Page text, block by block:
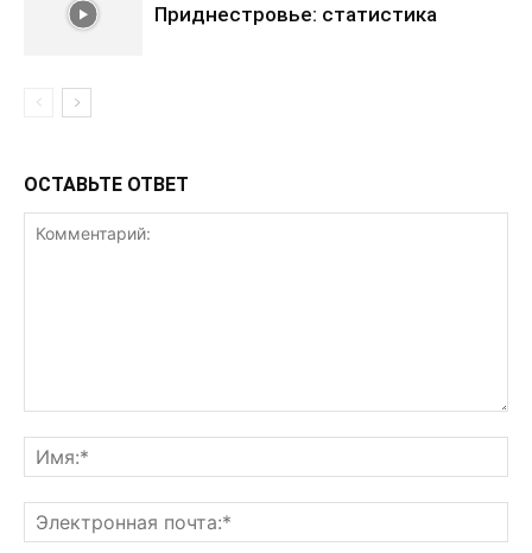
Приднестровье: статистика
ОСТАВЬТЕ ОТВЕТ